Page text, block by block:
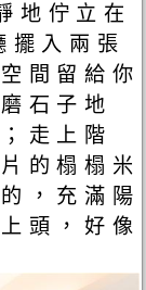
地佇立在
入兩張
間留給你
石子地
走上階
的榻榻米
，充滿陽
頭，好像